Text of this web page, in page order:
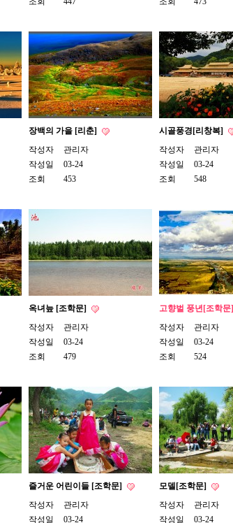
장백의 가을 [리춘]
작성자
관리자
작성일
03-24
조회
453
시골풍경[리창복]
작성자
관리자
작성일
03-24
조회
548
옥녀늪 [조학문]
작성자
관리자
작성일
03-24
조회
479
고향벌 풍년[조학문]
작성자
관리자
작성일
03-24
조회
524
즐거운 어린이들 [조학문]
작성자
관리자
작성일
03-24
모델[조학문]
작성자
관리자
작성일
03-24